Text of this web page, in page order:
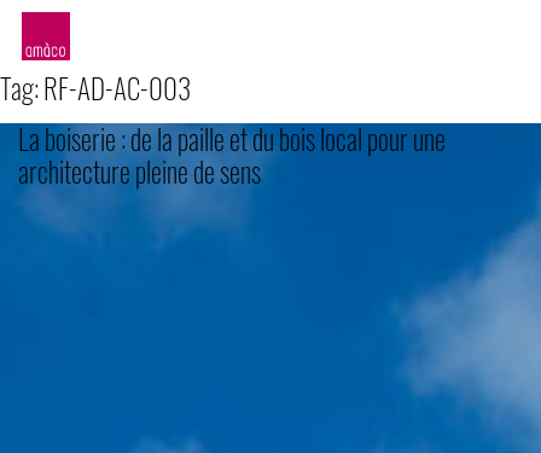
Tag:RF-AD-AC-003
La boiserie : de la paille et du bois local pour une
architecture pleine de sens